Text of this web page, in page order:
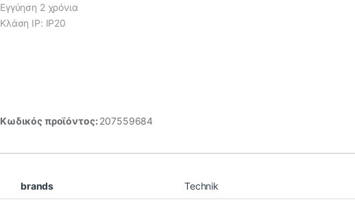
Εγγύηση 2 χρόνια
Κλάση IP: IP20
Κωδικός προϊόντος: 207559684
brands Technik